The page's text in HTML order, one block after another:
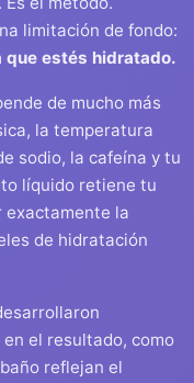
limitación de fondo:
que estés hidratado.
de mucho más
la temperatura
sodio, la cafeína y tu
líquido retiene tu
exactamente la
de hidratación
el resultado, como
reflejan el